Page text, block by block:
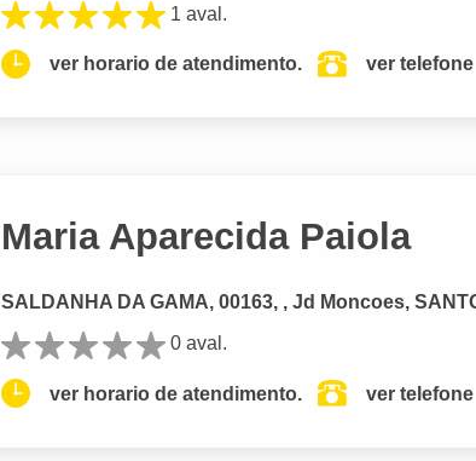
1 aval.
ver horario de atendimento. ver telefone
Maria Aparecida Paiola
SALDANHA DA GAMA, 00163, , Jd Moncoes,
0 aval.
ver horario de atendimento. ver telefone